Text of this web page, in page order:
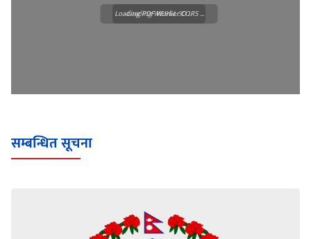
Loading WEBGL 3D ...
Loading PDF Worker CORS ...
सम्बन्धित सूचना